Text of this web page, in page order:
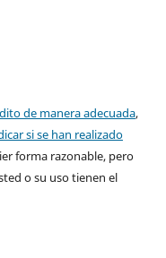
de manera adecuada,
si se han realizado
forma razonable, pero
o su uso tienen el